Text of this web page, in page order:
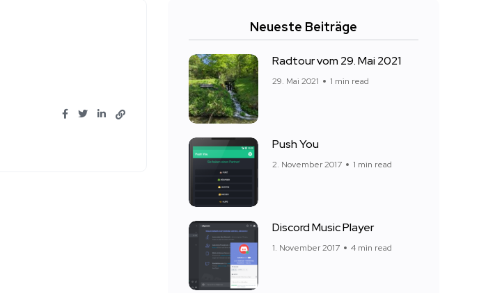
Neueste Beiträge
Radtour vom 29. Mai 2021
29. Mai 2021 1 min read
Push You
2. November 2017 1 min read
Discord Music Player
1. November 2017 4 min read